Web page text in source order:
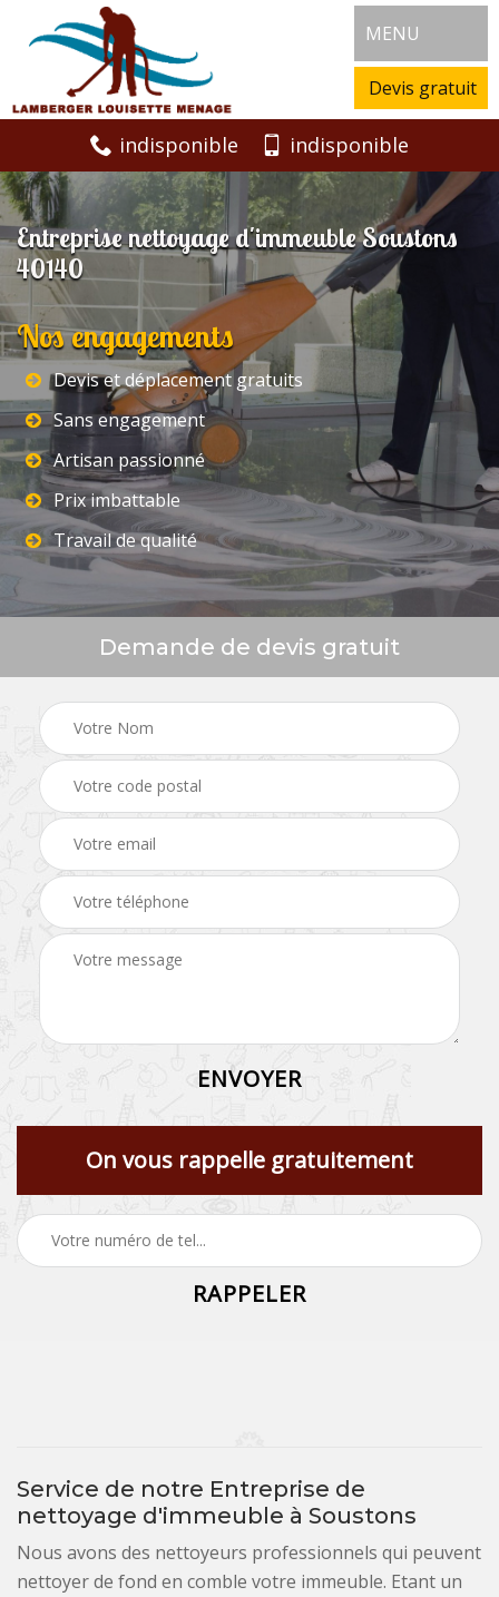
MENU
Devis gratuit
indisponible indisponible
Entreprise nettoyage d'immeuble Soustons
40140
Nos engagements
Devis et déplacement gratuits
Sans engagement
Artisan passionné
Prix imbattable
Travail de qualité
Demande de devis gratuit
On vous rappelle gratuitement
Service de notre Entreprise de
nettoyage d'immeuble à Soustons
Nous avons des nettoyeurs professionnels qui peuvent
nettoyer de fond en comble votre immeuble. Etant un